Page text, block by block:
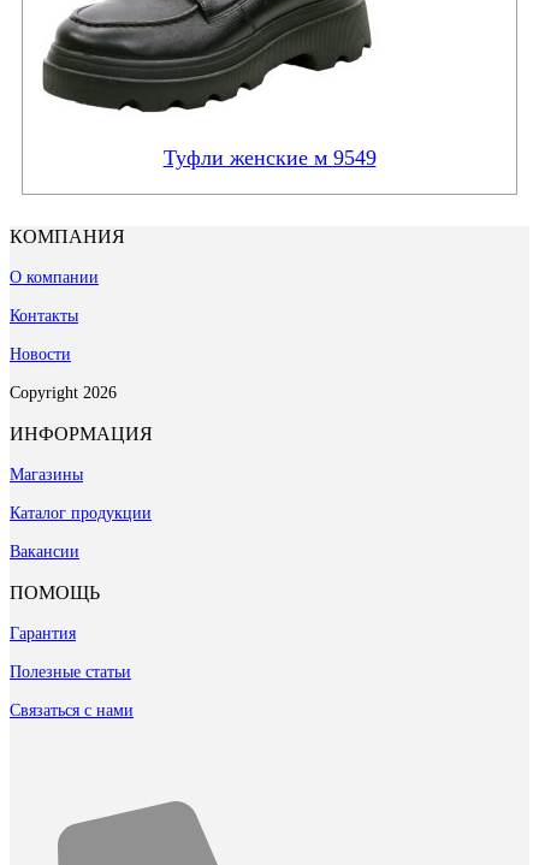
Туфли женские м 9549
КОМПАНИЯ
О компании
Контакты
Новости
Copyright 2026
ИНФОРМАЦИЯ
Магазины
Каталог продукции
Вакансии
ПОМОЩЬ
Гарантия
Полезные статьи
Связаться с нами